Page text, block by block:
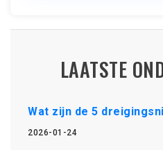
LAATSTE
Wat zijn de 5
2026-01-24